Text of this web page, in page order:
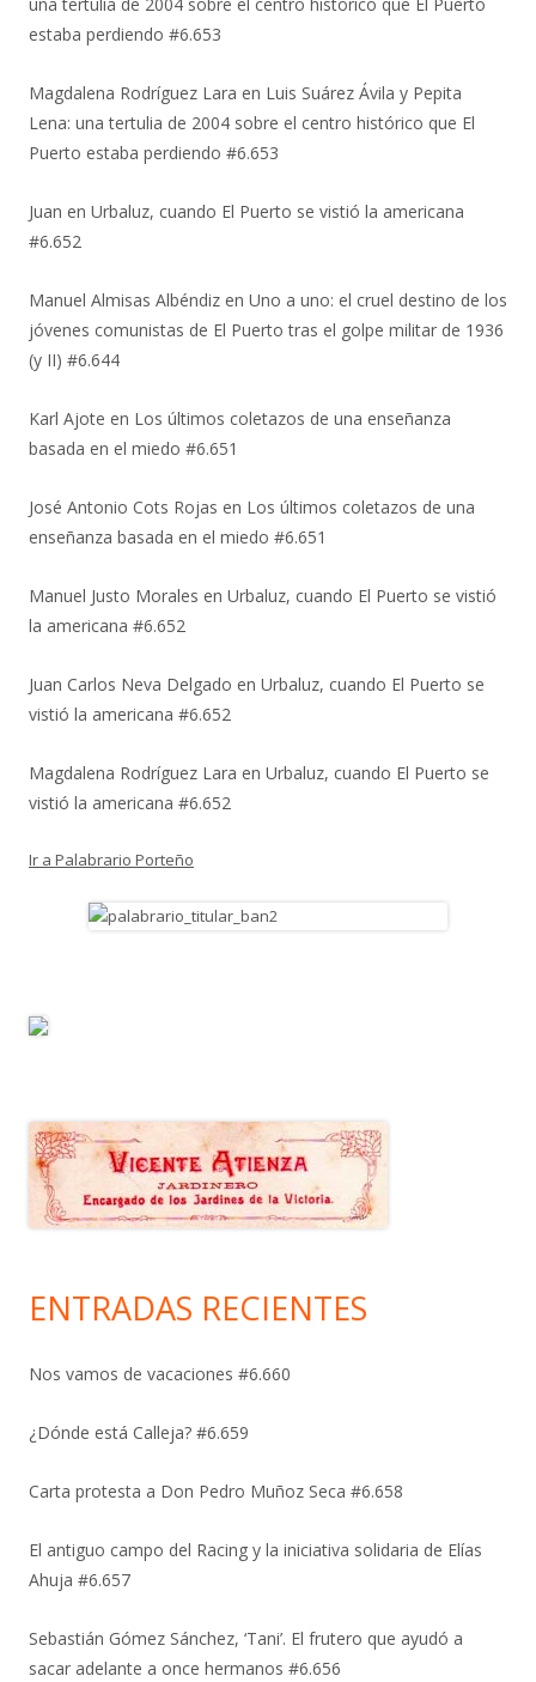
estaba perdiendo #6.653
Magdalena Rodríguez Lara en Luis Suárez Ávila y Pepita
Lena: una tertulia de 2004 sobre el centro histórico que El
Puerto estaba perdiendo #6.653
Juan en Urbaluz, cuando El Puerto se vistió la americana
#6.652
Manuel Almisas Albéndiz en Uno a uno: el cruel destino de los
jóvenes comunistas de El Puerto tras el golpe militar de 1936
(y II) #6.644
Karl Ajote en Los últimos coletazos de una enseñanza
basada en el miedo #6.651
José Antonio Cots Rojas en Los últimos coletazos de una
enseñanza basada en el miedo #6.651
Manuel Justo Morales en Urbaluz, cuando El Puerto se vistió
la americana #6.652
Juan Carlos Neva Delgado en Urbaluz, cuando El Puerto se
vistió la americana #6.652
Magdalena Rodríguez Lara en Urbaluz, cuando El Puerto se
vistió la americana #6.652
Ir a Palabrario Porteño
ENTRADAS RECIENTES
Nos vamos de vacaciones #6.660
¿Dónde está Calleja? #6.659
Carta protesta a Don Pedro Muñoz Seca #6.658
El antiguo campo del Racing y la iniciativa solidaria de Elías
Ahuja #6.657
Sebastián Gómez Sánchez, ‘Tani’. El frutero que ayudó a
sacar adelante a once hermanos #6.656